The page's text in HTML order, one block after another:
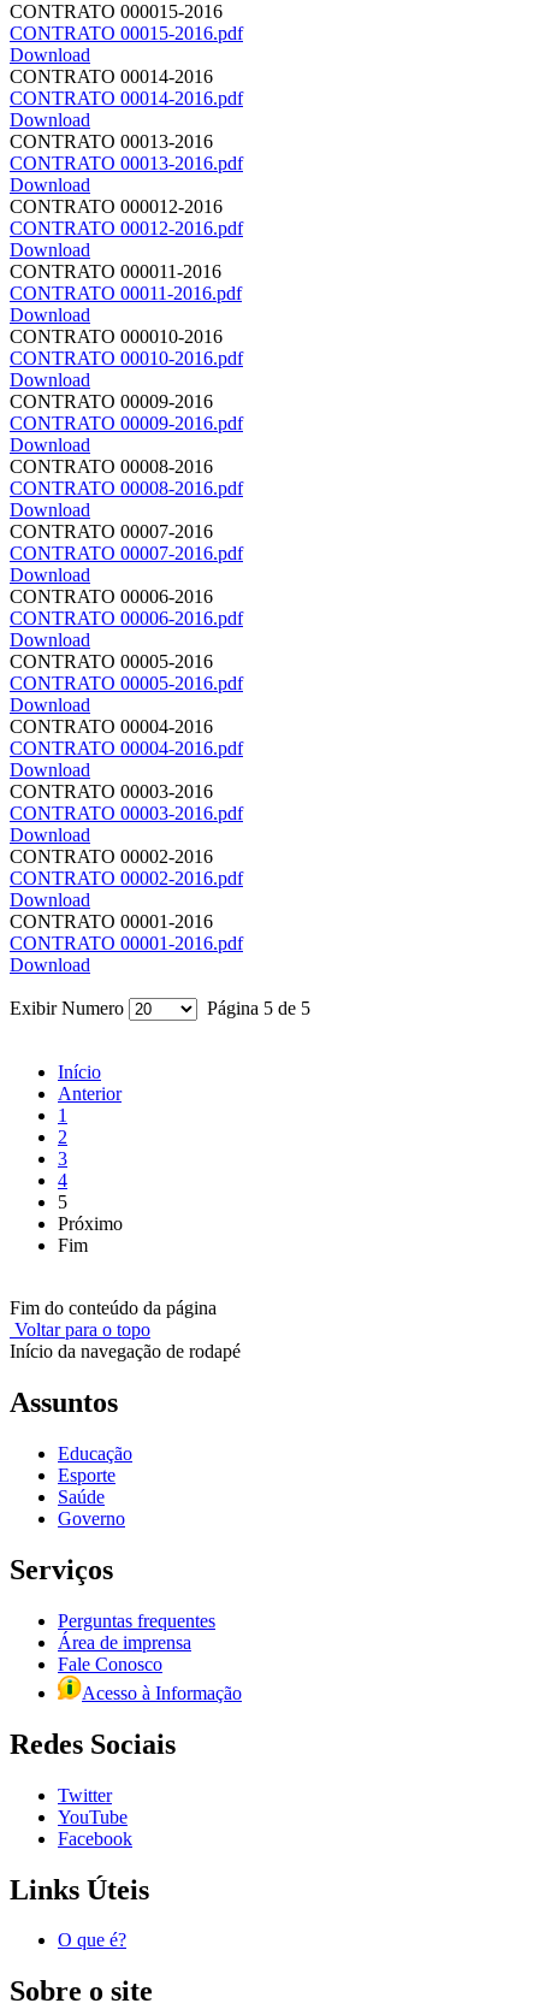
CONTRATO 000015-2016
CONTRATO 00015-2016.pdf
Download
CONTRATO 00014-2016
CONTRATO 00014-2016.pdf
Download
CONTRATO 00013-2016
CONTRATO 00013-2016.pdf
Download
CONTRATO 000012-2016
CONTRATO 00012-2016.pdf
Download
CONTRATO 000011-2016
CONTRATO 00011-2016.pdf
Download
CONTRATO 000010-2016
CONTRATO 00010-2016.pdf
Download
CONTRATO 00009-2016
CONTRATO 00009-2016.pdf
Download
CONTRATO 00008-2016
CONTRATO 00008-2016.pdf
Download
CONTRATO 00007-2016
CONTRATO 00007-2016.pdf
Download
CONTRATO 00006-2016
CONTRATO 00006-2016.pdf
Download
CONTRATO 00005-2016
CONTRATO 00005-2016.pdf
Download
CONTRATO 00004-2016
CONTRATO 00004-2016.pdf
Download
CONTRATO 00003-2016
CONTRATO 00003-2016.pdf
Download
CONTRATO 00002-2016
CONTRATO 00002-2016.pdf
Download
CONTRATO 00001-2016
CONTRATO 00001-2016.pdf
Download
Exibir Numero Página 5 de 5
Início
Anterior
1
2
3
4
5
Próximo
Fim
Fim do conteúdo da página
Voltar para o topo
Início da navegação de rodapé
Assuntos
Educação
Esporte
Saúde
Governo
Serviços
Perguntas frequentes
Área de imprensa
Fale Conosco
Acesso à Informação
Redes Sociais
Twitter
YouTube
Facebook
Links Úteis
O que é?
Sobre o site